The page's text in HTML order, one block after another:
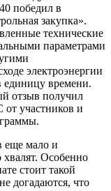
победил в
закупка».
технические
параметрами
электроэнергии
единицу времени.
отзыв получил
от участников и
еще мало и
Особенно
стоит такой
догадаются, что